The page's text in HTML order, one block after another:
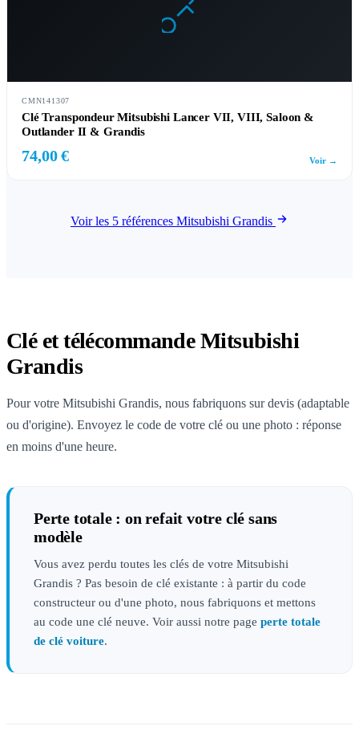
CMN141307
Clé Transpondeur Mitsubishi Lancer VII, VIII, Saloon &
Outlander II & Grandis
74,00 € Voir →
Voir les 5 références Mitsubishi Grandis
Clé et télécommande Mitsubishi
Grandis
Pour votre Mitsubishi Grandis, nous fabriquons sur devis (adaptable
ou d'origine). Envoyez le code de votre clé ou une photo : réponse
en moins d'une heure.
Perte totale : on refait votre clé sans
modèle
Vous avez perdu toutes les clés de votre Mitsubishi
Grandis ? Pas besoin de clé existante : à partir du code
constructeur ou d'une photo, nous fabriquons et mettons
au code une clé neuve. Voir aussi notre page perte totale
de clé voiture.